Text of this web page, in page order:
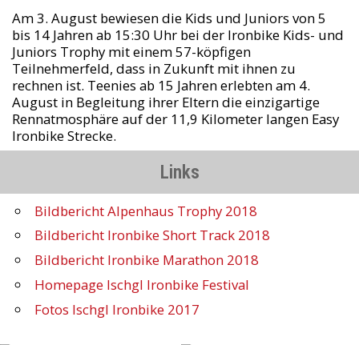
Am 3. August bewiesen die Kids und Juniors von 5
bis 14 Jahren ab 15:30 Uhr bei der Ironbike Kids- und
Juniors Trophy mit einem 57-köpfigen
Teilnehmerfeld, dass in Zukunft mit ihnen zu
rechnen ist. Teenies ab 15 Jahren erlebten am 4.
August in Begleitung ihrer Eltern die einzigartige
Rennatmosphäre auf der 11,9 Kilometer langen Easy
Ironbike Strecke.
Links
Bildbericht Alpenhaus Trophy 2018
Bildbericht Ironbike Short Track 2018
Bildbericht Ironbike Marathon 2018
Homepage Ischgl Ironbike Festival
Fotos Ischgl Ironbike 2017